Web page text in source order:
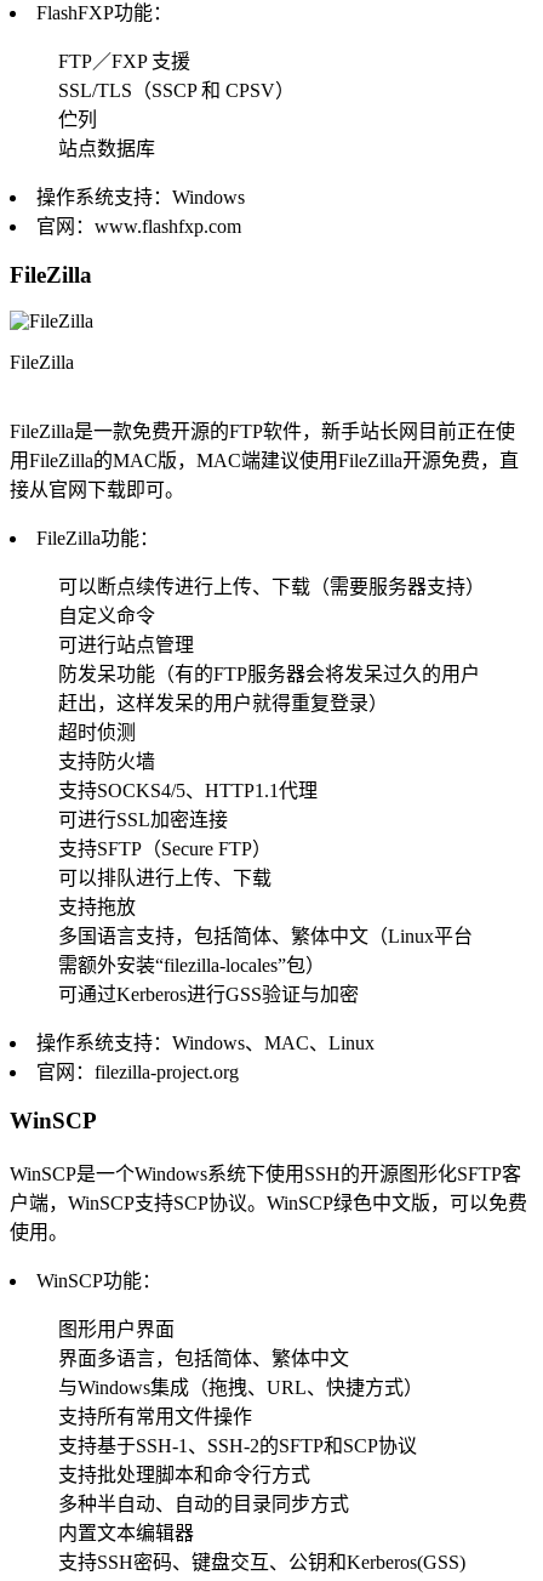
FlashFXP功能：
FTP／FXP 支援
SSL/TLS（SSCP 和 CPSV）
伫列
站点数据库
操作系统支持：Windows
官网：www.flashfxp.com
FileZilla
FileZilla
FileZilla是一款免费开源的FTP软件，新手站长网目前正在使
用FileZilla的MAC版，MAC端建议使用FileZilla开源免费，直
接从官网下载即可。
FileZilla功能：
可以断点续传进行上传、下载（需要服务器支持）
自定义命令
可进行站点管理
防发呆功能（有的FTP服务器会将发呆过久的用户
赶出，这样发呆的用户就得重复登录）
超时侦测
支持防火墙
支持SOCKS4/5、HTTP1.1代理
可进行SSL加密连接
支持SFTP（Secure FTP）
可以排队进行上传、下载
支持拖放
多国语言支持，包括简体、繁体中文（Linux平台
需额外安装“filezilla-locales”包）
可通过Kerberos进行GSS验证与加密
操作系统支持：Windows、MAC、Linux
官网：filezilla-project.org
WinSCP
WinSCP是一个Windows系统下使用SSH的开源图形化SFTP客
户端，WinSCP支持SCP协议。WinSCP绿色中文版，可以免费
使用。
WinSCP功能：
图形用户界面
界面多语言，包括简体、繁体中文
与Windows集成（拖拽、URL、快捷方式）
支持所有常用文件操作
支持基于SSH-1、SSH-2的SFTP和SCP协议
支持批处理脚本和命令行方式
多种半自动、自动的目录同步方式
内置文本编辑器
支持SSH密码、键盘交互、公钥和Kerberos(GSS)